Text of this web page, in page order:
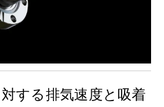
する排気速度と吸着